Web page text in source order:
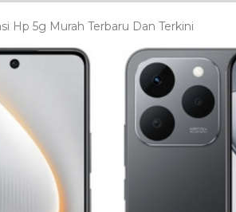
Hp 5g Murah Terbaru Dan Terkini